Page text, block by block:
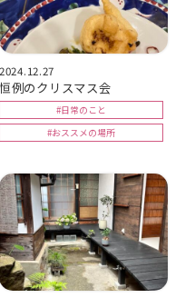
2024.12.27
恒例のクリスマス会
#日常のこと
#おススメの場所